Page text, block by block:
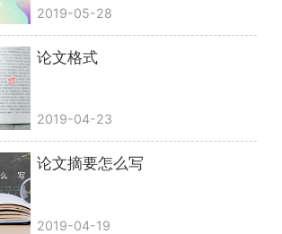
2019-05-28
论文格式
2019-04-23
论文摘要怎么写
2019-04-19